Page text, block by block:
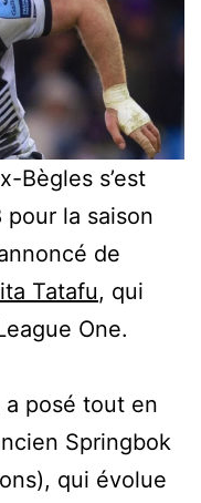
Bègles s’est
pour la saison
de
Tatafu, qui
One.
a posé tout en
Springbok
qui évolue